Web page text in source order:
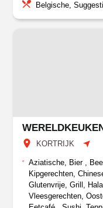
Belgische,
KORTRIJK
Aziatische, Bier ,
Kipgerechten,
Glutenvrije, Grill,
Vleesgerechten,